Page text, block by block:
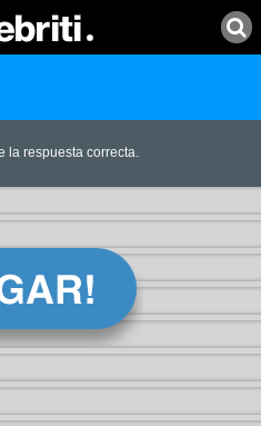
la respuesta correcta.